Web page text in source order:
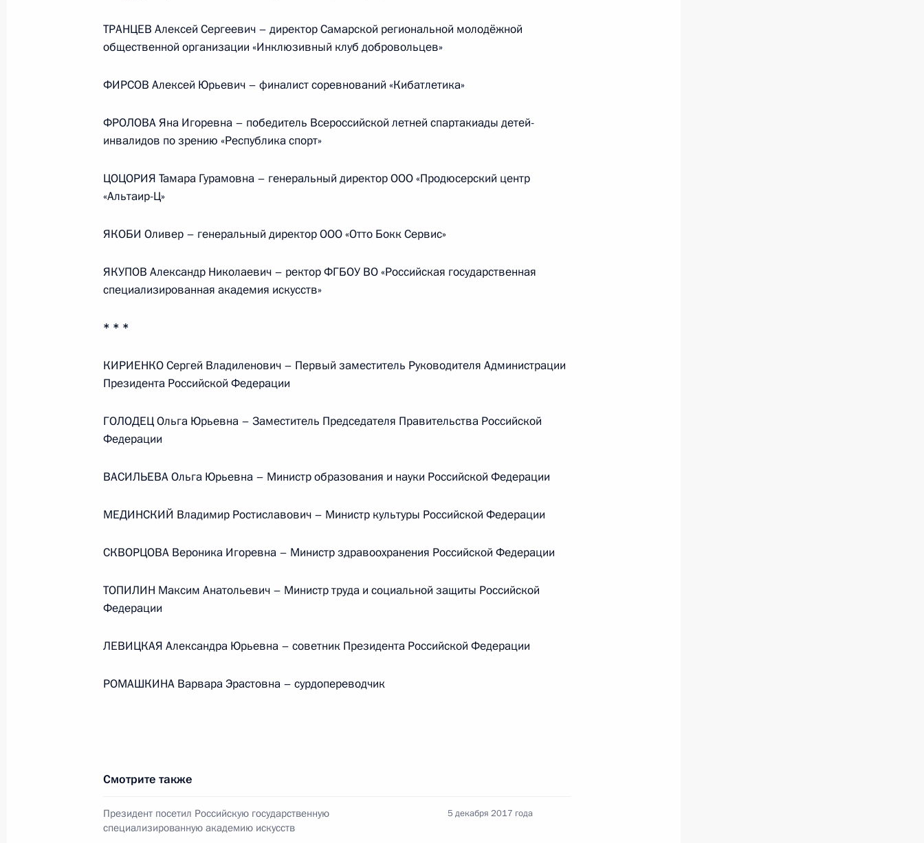
В России во исполнение поручения
научно-методический центр
за рубежом
14 июля 2026 года, 16:00
ребёнка в 2025 году
Семинар-совещание по развитию
экосистем цифровой экономики
9 июля 2026 года, 17:00
Российско-китайская встреча
8 июля 2026 года, 15:00
Комиссии и советыпри Президенте России
Меры Правительства
по повышению устойчивости
граждан в условиях санкций
GOVERNMENT.RU
Конституция Российской
LETTERS.KREMLIN.RU
ТРАНЦЕВ Алексей Сергеевич – директор Самарской региональной молодёжной
общественной организации «Инклюзивный клуб добровольцев»
ФИРСОВ Алексей Юрьевич – финалист соревнований «Кибатлетика»
ФРОЛОВА Яна Игоревна – победитель Всероссийской летней спартакиады детей-
инвалидов по зрению «Республика спорт»
ЦОЦОРИЯ Тамара Гурамовна – генеральный директор ООО «Продюсерский центр
«Альтаир-Ц»
ЯКОБИ Оливер – генеральный директор ООО «Отто Бокк Сервис»
ЯКУПОВ Александр Николаевич – ректор ФГБОУ ВО «Российская государственная
специализированная академия искусств»
* * *
КИРИЕНКО Сергей Владиленович – Первый заместитель Руководителя Администрации
Президента Российской Федерации
ГОЛОДЕЦ Ольга Юрьевна – Заместитель Председателя Правительства Российской
Федерации
ВАСИЛЬЕВА Ольга Юрьевна – Министр образования и науки Российской Федерации
МЕДИНСКИЙ Владимир Ростиславович – Министр культуры Российской Федерации
СКВОРЦОВА Вероника Игоревна – Министр здравоохранения Российской Федерации
ТОПИЛИН Максим Анатольевич – Министр труда и социальной защиты Российской
Федерации
ЛЕВИЦКАЯ Александра Юрьевна – советник Президента Российской Федерации
РОМАШКИНА Варвара Эрастовна – сурдопереводчик
Смотрите также
Президент посетил Российскую государственную
специализированную академию искусств
5 декабря 2017 года